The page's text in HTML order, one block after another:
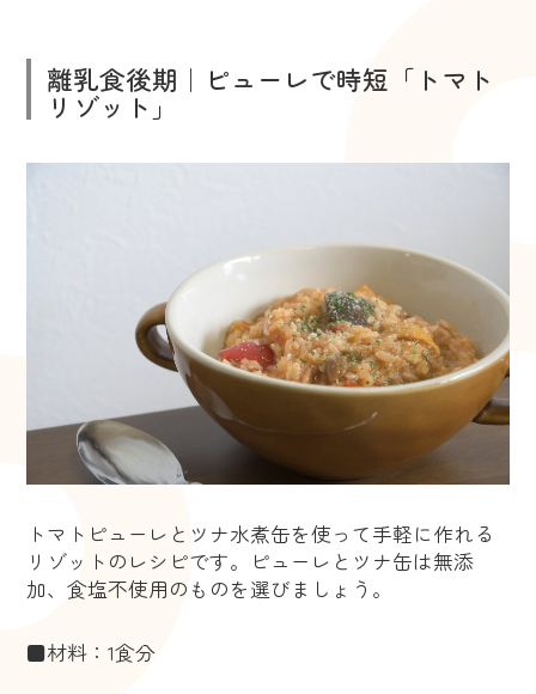
離乳食後期｜ピューレで時短「トマト
リゾット」
トマトピューレとツナ水煮缶を使って手軽に作れる
リゾットのレシピです。ピューレとツナ缶は無添
加、食塩不使用のものを選びましょう。
■材料：1食分